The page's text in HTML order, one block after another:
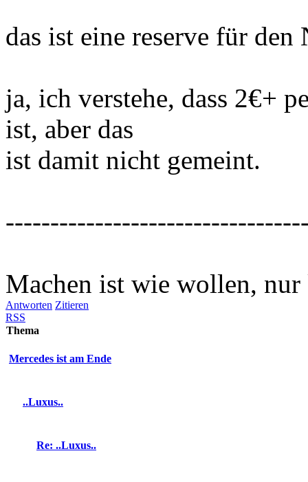
das ist eine reserve für
ja, ich verstehe, dass 2€+
ist, aber das
ist damit nicht gemeint.
Machen ist wie wollen, nur
Antworten Zitieren
RSS
Thema
Mercedes ist am Ende
..Luxus..
Re: ..Luxus..